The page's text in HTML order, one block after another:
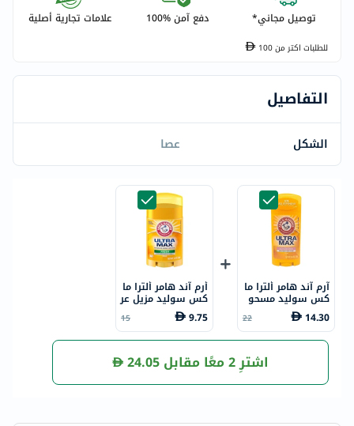
توصيل مجاني* دفع آمن %100 علامات تجارية أصلية
للطلبات اكتر من100
التفاصيل
الشكل عصا
آرم آند هامر ألترا ما
كس سوليد مسحو
ق مزيل عرق ومضاد
للتعرق يدوم 48 سا
عة، برائحة منعشة 7
3 جرام
14.30
22
أرم آند هامر ألترا ما
كس سوليد مزيل عر
ق ومضاد للتعرق يد
وم 48 ساعة، برائحة
منعشة، 28 جرام
9.75
15
اشترِ 2 معًا مقابل 24.05